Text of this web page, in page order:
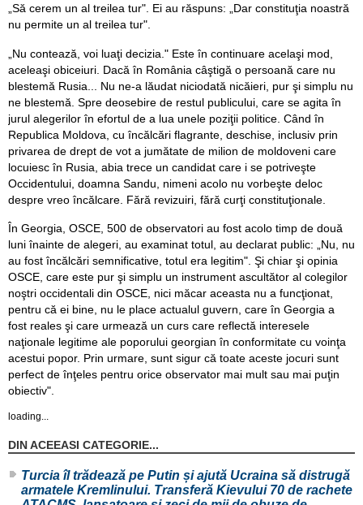
„Să cerem un al treilea tur". Ei au răspuns: „Dar constituţia noastră
nu permite un al treilea tur".
„Nu contează, voi luaţi decizia." Este în continuare acelaşi mod,
aceleaşi obiceiuri. Dacă în România câştigă o persoană care nu
blestemă Rusia... Nu ne-a lăudat niciodată nicăieri, pur şi simplu nu
ne blestemă. Spre deosebire de restul publicului, care se agita în
jurul alegerilor în efortul de a lua unele poziţii politice. Când în
Republica Moldova, cu încălcări flagrante, deschise, inclusiv prin
privarea de drept de vot a jumătate de milion de moldoveni care
locuiesc în Rusia, abia trece un candidat care i se potriveşte
Occidentului, doamna Sandu, nimeni acolo nu vorbeşte deloc
despre vreo încălcare. Fără revizuiri, fără curţi constituţionale.
În Georgia, OSCE, 500 de observatori au fost acolo timp de două
luni înainte de alegeri, au examinat totul, au declarat public: „Nu, nu
au fost încălcări semnificative, totul era legitim". Şi chiar şi opinia
OSCE, care este pur şi simplu un instrument ascultător al colegilor
noştri occidentali din OSCE, nici măcar aceasta nu a funcţionat,
pentru că ei bine, nu le place actualul guvern, care în Georgia a
fost reales şi care urmează un curs care reflectă interesele
naţionale legitime ale poporului georgian în conformitate cu voinţa
acestui popor. Prin urmare, sunt sigur că toate aceste jocuri sunt
perfect de înţeles pentru orice observator mai mult sau mai puţin
obiectiv".
loading...
DIN ACEEASI CATEGORIE...
Turcia îl trădează pe Putin și ajută Ucraina să distrugă
armatele Kremlinului. Transferă Kievului 70 de rachete